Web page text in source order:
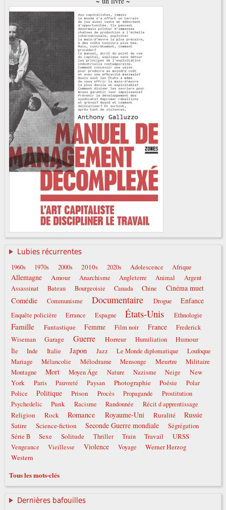
Lubies récurrentes
1960s 1970s 2000s 2010s 2020s Adolescence Afrique
Allemagne Amour Anarchisme Angleterre Animal
Argent
Assassinat
Bateau Bourgeoisie Canada Chine Cinéma muet
Comédie Communisme Documentaire Drogue Enfance
Enquête policière Errance Espagne États-Unis Ethnologie
Famille Fantastique Femme Film noir France
Frederick
Wiseman
Garage Guerre Horreur Humiliation Humour
Île Inde Italie Japon Jazz Le Monde diplomatique
Loufoque
Mariage
Mélancolie Mélodrame Mensonge Meurtre Militaire
Montagne Mort Moyen Âge Nature Nazisme Neige
New
York
Paris Pauvreté Paysan Photographie Poésie
Polar
Police
Politique Prison Procès Propagande
Prostitution
Psychedelic
Punk Racisme Randonnée Récit d apprentissage
Religion Rock Romance Royaume-Uni Ruralité Russie
Satire Science-fiction Seconde Guerre mondiale
Ségrégation
Série B
Sexe Solitude Thriller Train Travail URSS
Vengeance Vieillesse Violence Voyage
Werner Herzog
Western
Tous les mots-clés
Dernières bafouilles